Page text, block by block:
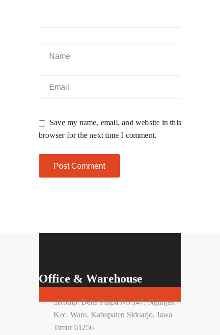
Save my name, email, and website in this
browser for the next time I comment.
Office & Warehouse
Komp. Delta Puspa No.147, Ngingas,
Kec. Waru, Kabupaten Sidoarjo, Jawa
Timur 61256